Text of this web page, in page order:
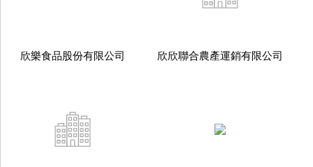
欣樂食品股份有限公司 欣欣聯合農產運銷有限公司